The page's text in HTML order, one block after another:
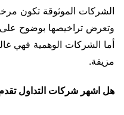
الشركات الموثوقة تكون
وتعرض تراخيصها بوضوح
أما الشركات الوهمية فهي
مزيفة.
هل اشهر شركات التداول